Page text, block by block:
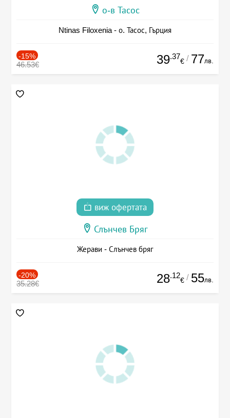
о-в Тасос
Ntinas Filoxenia - о. Тасос, Гърция
-15%
46.53€ 39.37
€ / 77лв.
виж офертата
Слънчев Бряг
Жерави - Слънчев бряг
-20%
35.28€ 28.12
€ / 55лв.